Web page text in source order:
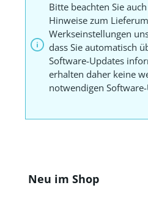
Bitte beachten Sie
Hinweise zum
Werkseinstellungen
dass Sie automatisch
Software-Updates
erhalten daher keine
notwendigen
Produktgalerie überspringen
Neu im Shop